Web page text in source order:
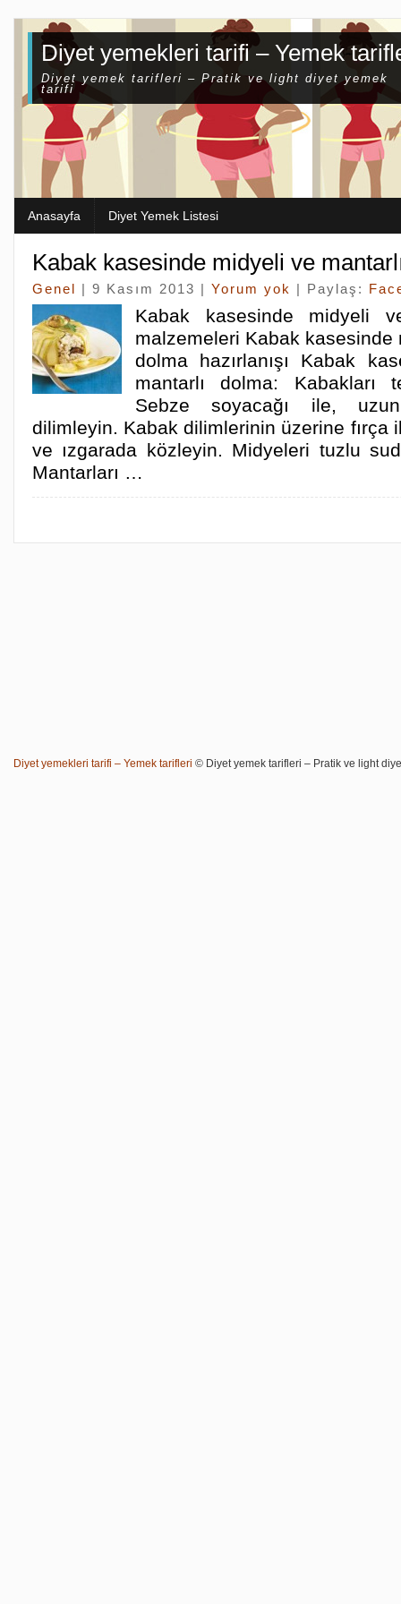
Diyet yemekleri tarifi – Yemek
Diyet yemek tarifleri – Pratik ve light diyet yemek
tarifi
Anasayfa Diyet Yemek Listesi
Kabak kasesinde midyeli ve
Genel | 9 Kasım 2013 | Yorum yok | Paylaş:
Kabak kasesinde midyeli
malzemeleri Kabak kasesinde
dolma hazırlanışı Kabak
mantarlı dolma: Kabakları
Sebze soyacağı ile,
dilimleyin. Kabak dilimlerinin üzerine fırça
ve ızgarada közleyin. Midyeleri tuzlu
Mantarları …
Diyet yemekleri tarifi – Yemek tarifleri © Diyet yemek tarifleri – Pratik ve light